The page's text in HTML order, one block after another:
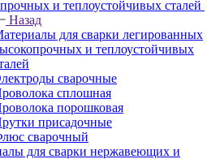
и теплоустойчивых сталей
Назад
для сварки легированных
и теплоустойчивых
сварочные
сплошная
порошковая
присадочные
сварочный
для сварки нержавеющих и